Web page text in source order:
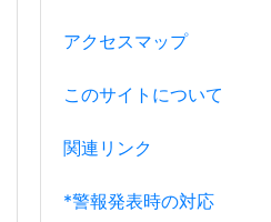
アクセスマップ
このサイトについて
関連リンク
*警報発表時の対応